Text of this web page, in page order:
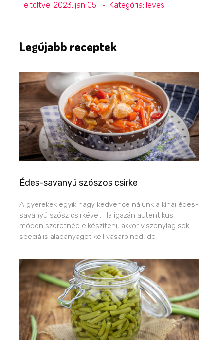
Feltöltve: 2023. jan 05. Kategória: leves
Legújabb receptek
Édes-savanyú szószos csirke
A gyerekek egyik nagy kedvence nálunk a kínai édes-
savanyú szósz csirkével. Ha igazán autentikus
módon szeretnéd elkészíteni, akkor viszonylag sok
speciális alapanyagot kell vásárolnod, de